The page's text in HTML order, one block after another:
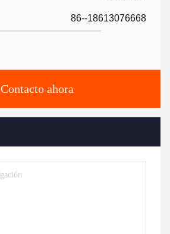
86--18613076668
Contacto ahora